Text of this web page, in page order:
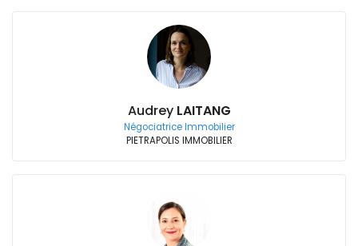
Audrey LAITANG
Négociatrice Immobilier
PIETRAPOLIS IMMOBILIER